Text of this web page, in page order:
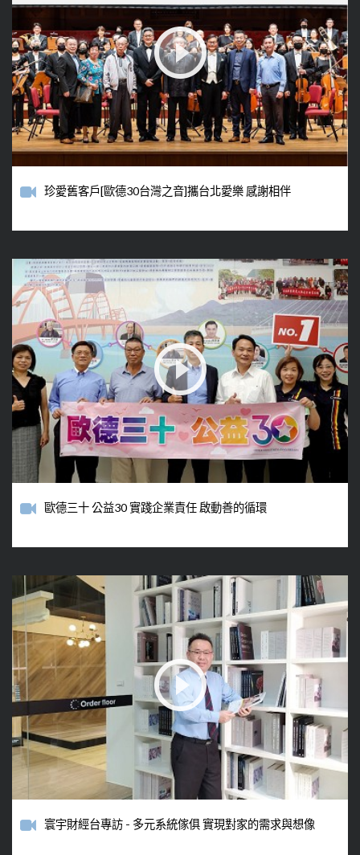
珍愛舊客戶[歐德30台灣之音]攜台北愛樂 感謝相伴
歐德三十 公益30 實踐企業責任 啟動善的循環
寰宇財經台專訪 - 多元系統傢俱 實現對家的需求與想像